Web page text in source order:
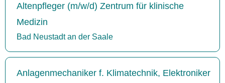
Altenpfleger (m/w/d) Zentrum für klinische
Medizin
Bad Neustadt an der Saale
Anlagenmechaniker f. Klimatechnik, Elektroniker